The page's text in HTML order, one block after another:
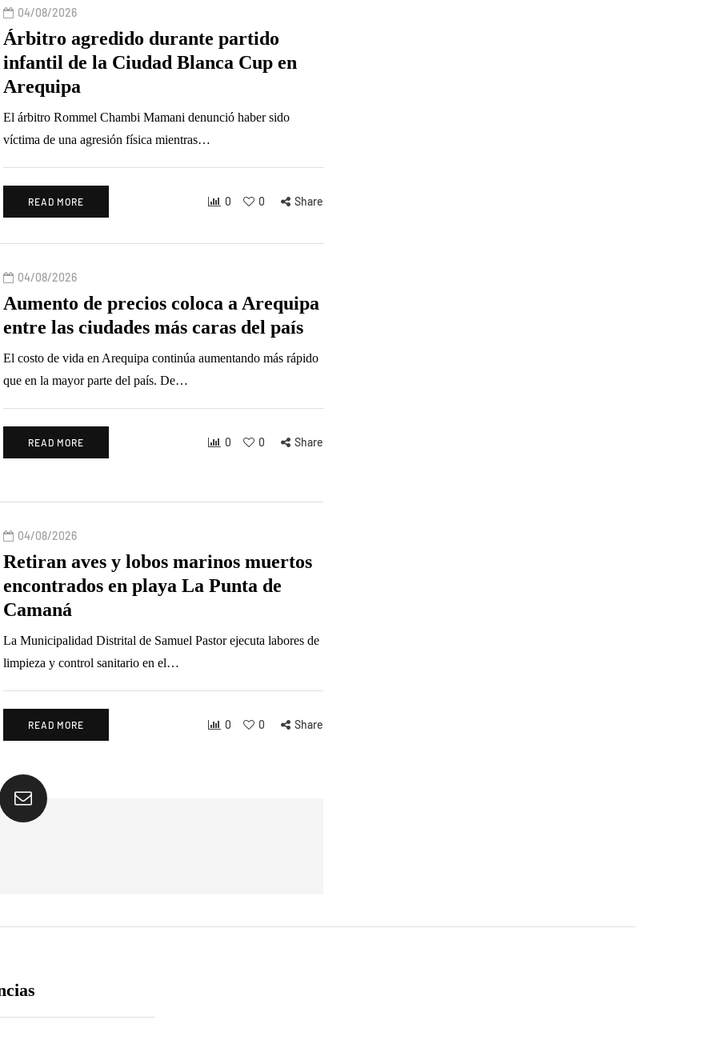
04/08/2026
Árbitro agredido durante partido
infantil de la Ciudad Blanca Cup en
Arequipa
El árbitro Rommel Chambi Mamani denunció haber sido
víctima de una agresión física mientras…
READ MORE 0 0 Share
04/08/2026
Aumento de precios coloca a Arequipa
entre las ciudades más caras del país
El costo de vida en Arequipa continúa aumentando más rápido
que en la mayor parte del país. De…
READ MORE 0 0 Share
04/08/2026
Retiran aves y lobos marinos muertos
encontrados en playa La Punta de
Camaná
La Municipalidad Distrital de Samuel Pastor ejecuta labores de
limpieza y control sanitario en el…
READ MORE 0 0 Share